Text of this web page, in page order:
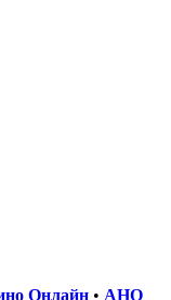
Онлайн • АНО